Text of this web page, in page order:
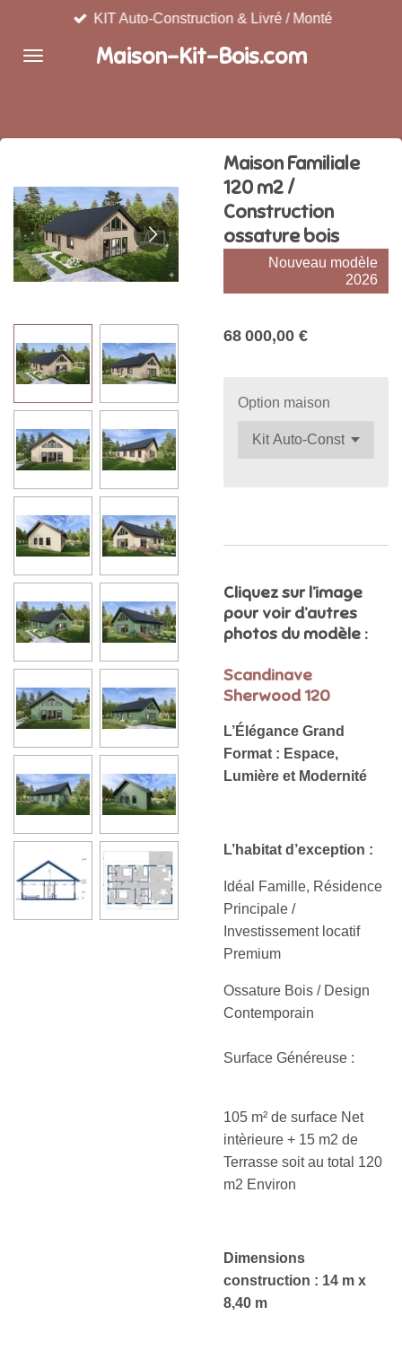
contenu
Maison-Kit-Bois.com
KIT Auto-Construction & Livré / Monté
Maison Familiale
120 m2 /
Construction
ossature bois
Nouveau modèle
2026
68 000,00 €
Option maison
Cliquez sur l’image
pour voir d’autres
photos du modèle :
Scandinave
Sherwood 120
L’Élégance Grand
Format : Espace,
Lumière et Modernité
L’habitat d’exception :
Idéal Famille, Résidence
Principale /
Investissement locatif
Premium
Ossature Bois / Design
Contemporain
Surface Généreuse :
105 m² de surface Net
intèrieure + 15 m2 de
Terrasse soit au total 120
m2 Environ
Dimensions
construction : 14 m x
8,40 m